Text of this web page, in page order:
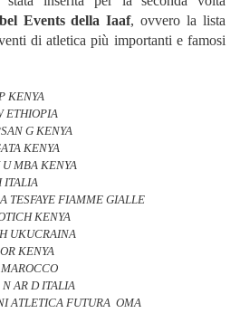
Events della Iaaf, ovvero la lista
di atletica più importanti e famosi
KENYA
ETHIOPIA
G KENYA
KENYA
MBA KENYA
ITALIA
TESFAYE FIAMME GIALLE
KENYA
UKUCRAINA
KENYA
AR D ITALIA
ATLETICA FUTURA OMA